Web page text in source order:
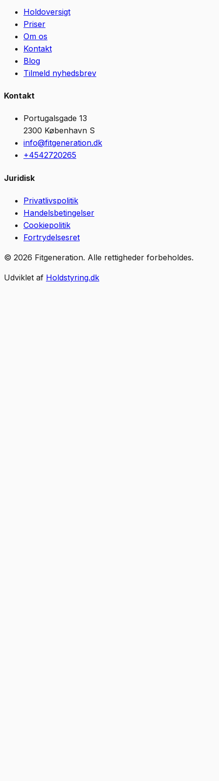
Holdoversigt
Priser
Om os
Kontakt
Blog
Tilmeld nyhedsbrev
Kontakt
Portugalsgade 13
2300 København S
info@fitgeneration.dk
+4542720265
Juridisk
Privatlivspolitik
Handelsbetingelser
Cookiepolitik
Fortrydelsesret
© 2026 Fitgeneration. Alle rettigheder forbeholdes.
Udviklet af Holdstyring.dk